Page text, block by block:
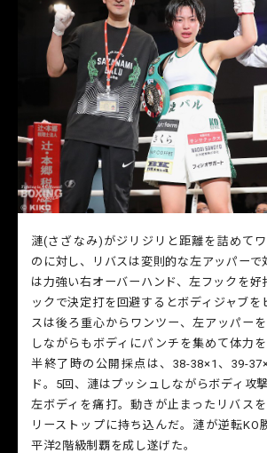
漣(さざなみ)がジリジリと距離を詰めて
のに対し、リバスは変則的な左アッパーで
は力強い右オーバーハンド、左フックを好
ックで決定打を回避するとボディジャブを
スは後ろ重心からワンツー、左アッパー
しながらもボディにパンチを集めて体力
半終了時の公開採点は、38-38×1、39-
ド。5回、漣はプッシュしながらボディ攻
左ボディを痛打。動きが止まったリバス
リーストップに持ち込んだ。漣が逆転KO
平洋2階級制覇を成し遂げた。